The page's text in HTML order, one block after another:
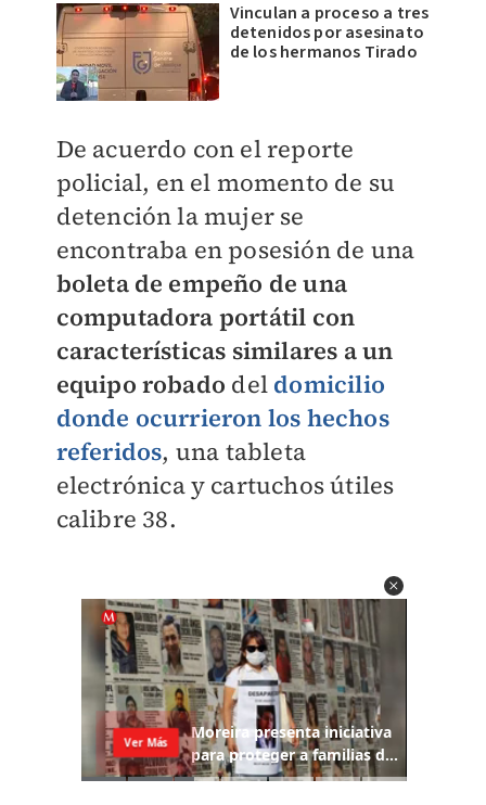
Vinculan a proceso a tres
detenidos por asesinato
de los hermanos Tirado
De acuerdo con el reporte
policial, en el momento de su
detención la mujer se
encontraba en posesión de una
boleta de empeño de una
computadora portátil con
características similares a un
equipo robado del domicilio
donde ocurrieron los hechos
referidos, una tableta
electrónica y cartuchos útiles
calibre 38.